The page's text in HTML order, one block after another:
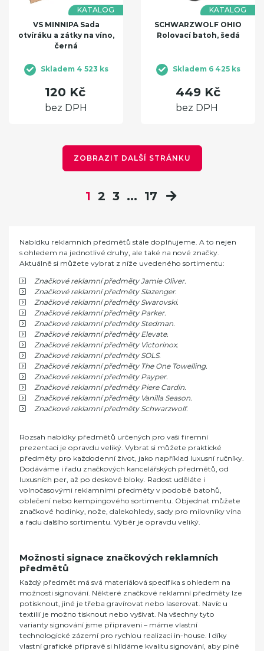
KATALOG
VS MINNIPA Sada
otvíráku a zátky na víno,
černá
Skladem 4 523 ks
120 Kč
bez DPH
KATALOG
SCHWARZWOLF OHIO
Rolovací batoh, šedá
Skladem 6 425 ks
449 Kč
bez DPH
ZOBRAZIT DALŠÍ STRÁNKU
1 2 3 ... 17
Nabídku reklamních předmětů stále doplňujeme. A to nejen
s ohledem na jednotlivé druhy, ale také na nové značky.
Aktuálně si můžete vybrat z níže uvedeného sortimentu:
Značkové reklamní předměty Jamie Oliver.
Značkové reklamní předměty Slazenger.
Značkové reklamní předměty Swarovski.
Značkové reklamní předměty Parker.
Značkové reklamní předměty Stedman.
Značkové reklamní předměty Elevate.
Značkové reklamní předměty Victorinox.
Značkové reklamní předměty SOL´S.
Značkové reklamní předměty The One Towelling.
Značkové reklamní předměty Payper.
Značkové reklamní předměty Piere Cardin.
Značkové reklamní předměty Vanilla Season.
Značkové reklamní předměty Schwarzwolf.
Rozsah nabídky předmětů určených pro vaši firemní
prezentaci je opravdu veliký. Vybrat si můžete praktické
předměty pro každodenní život, jako například luxusní ručníky.
Dodáváme i řadu značkových kancelářských předmětů, od
luxusních per, až po deskové bloky. Radost uděláte i
volnočasovými reklamními předměty v podobě batohů,
oblečení nebo kempingového sortimentu. Objednat můžete
značkové hodinky, nože, dalekohledy, sady pro milovníky vína
a řadu dalšího sortimentu. Výběr je opravdu veliký.
Možnosti signace značkových reklamních
předmětů
Každý předmět má svá materiálová specifika s ohledem na
možnosti signování. Některé značkové reklamní předměty lze
potisknout, jiné je třeba gravírovat nebo laserovat. Navíc u
textilií je možno tisknout nebo vyšívat. Na všechny tyto
varianty signování jsme připraveni – máme vlastní
technologické zázemí pro rychlou realizaci in-house. I díky
vlastní grafické přípravě si hlídáme kvalitu signování, aby plně